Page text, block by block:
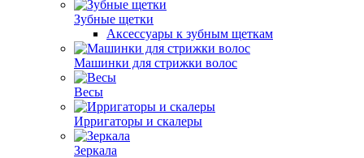
Зубные щетки
Аксессуары к зубным щеткам
Машинки для стрижки волос
Весы
Ирригаторы и скалеры
Зеркала